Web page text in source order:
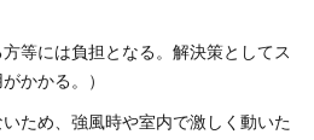
には負担となる。解決策としてス
かかる。）
ため、強風時や室内で激しく動いた